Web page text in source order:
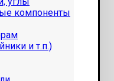
компоненты
и т.п.)